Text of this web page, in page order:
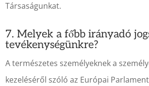
Társaságunkat.
7. Melyek a főbb irányadó
tevékenységünkre?
A természetes személyeknek a
kezeléséről szóló az Európai Parlament